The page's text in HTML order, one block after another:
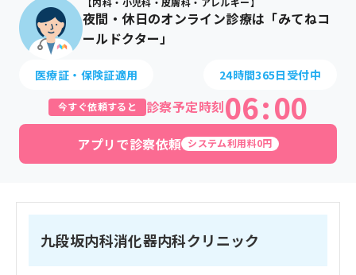
夜間・休日のオンライン診療は「みてねコ
ールドクター」
医療証・保険証適用 24時間365日受付中
今すぐ依頼すると 診察予定時刻06:00
アプリで診察依頼 システム利用料0円
九段坂内科消化器内科クリニック